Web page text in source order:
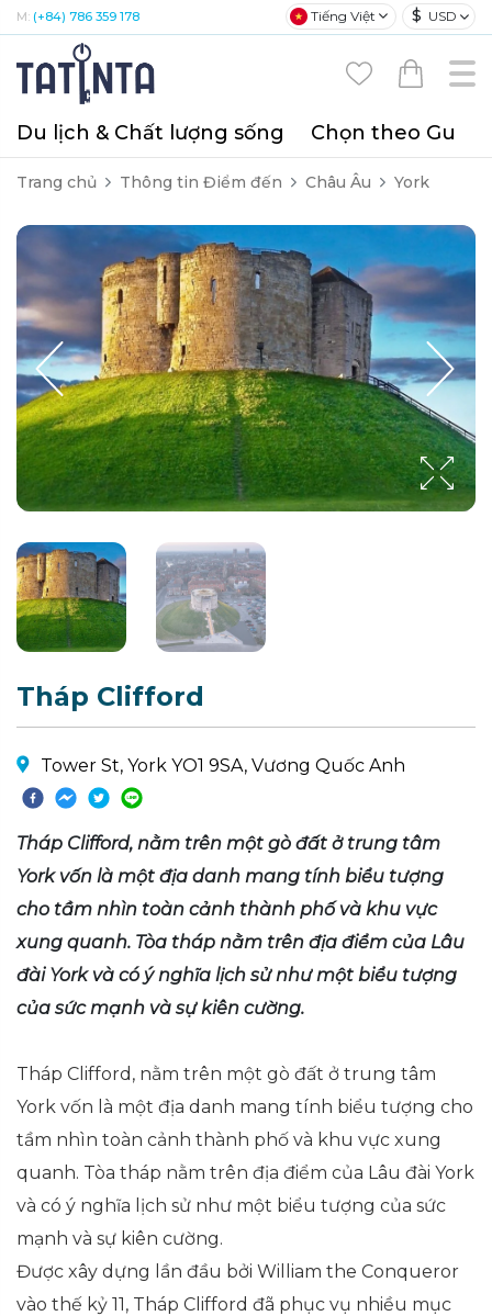
M: (+84) 786 359 178 Tiếng Việt $ USD
Du lịch & Chất lượng sống Chọn theo Gu
Trang chủ Thông tin Điểm đến Châu Âu York
Tháp Clifford
Tower St, York YO1 9SA, Vương Quốc Anh
Tháp Clifford, nằm trên một gò đất ở trung tâm
York vốn là một địa danh mang tính biểu tượng
cho tầm nhìn toàn cảnh thành phố và khu vực
xung quanh. Tòa tháp nằm trên địa điểm của Lâu
đài York và có ý nghĩa lịch sử như một biểu tượng
của sức mạnh và sự kiên cường.
Tháp Clifford, nằm trên một gò đất ở trung tâm
York vốn là một địa danh mang tính biểu tượng cho
tầm nhìn toàn cảnh thành phố và khu vực xung
quanh. Tòa tháp nằm trên địa điểm của Lâu đài York
và có ý nghĩa lịch sử như một biểu tượng của sức
mạnh và sự kiên cường.
Được xây dựng lần đầu bởi William the Conqueror
vào thế kỷ 11, Tháp Clifford đã phục vụ nhiều mục